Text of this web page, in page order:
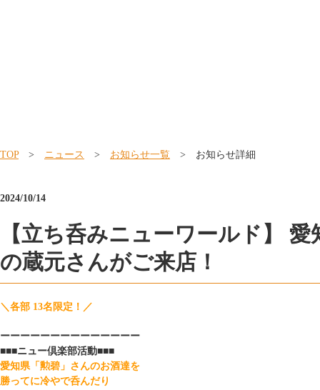
TOP> ニュース > お知らせ一覧 > お知らせ詳細
2024/10/14
【立ち呑みニューワールド】
の蔵元さんがご来店！
＼各部 13名限定！／
ーーーーーーーーーーーーーー
■■■ニュー倶楽部活動■■■
愛知県「勲碧」さんのお酒達を
勝ってに冷やで呑んだり